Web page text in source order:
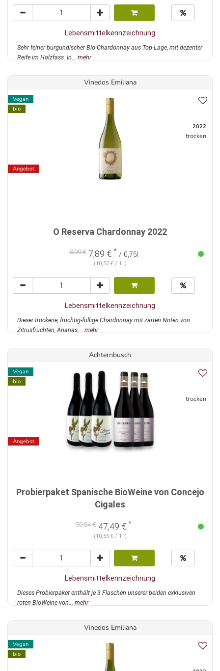
Lebensmittelkennzeichnung
Sehr feiner burgundischer Bio-Chardonnay aus Top-Lage, mit dezenter
Reife im Holzfass. In... mehr
Vinedos Emiliana
Vegan
bio
Angebot
2022
trocken
O Reserva Chardonnay 2022
8,09 €7,89 € * / 0,75l
(10,52 € / 1 l)
Lebensmittelkennzeichnung
Dieser trockene, fruchtig-füllige Chardonnay mit zarten Noten von
Zitrusfrüchten, Ananas,... mehr
Achternbusch
Vegan
bio
Angebot
trocken
Probierpaket Spanische BioWeine von Concejo
Cigales
50,04 € 47,49 € *
(10,55 € / 1 l)
Lebensmittelkennzeichnung
Dieses Probierpaket enthält je 3 Flaschen unserer beiden exklusiven
roten BioWeine von... mehr
Vinedos Emiliana
Vegan
bio